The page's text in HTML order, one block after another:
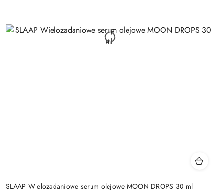
SLAAP Wielozadaniowe serum olejowe MOON DROPS 30 ml